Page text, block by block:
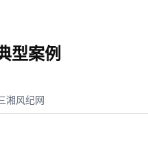
型案例
湘风纪网